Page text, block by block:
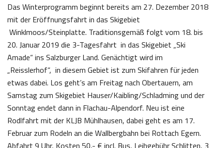
Das Winterprogramm beginnt bereits am 27. Dezember 2018
mit der Eröffnungsfahrt in das Skigebiet
Winklmoos/Steinplatte. Traditionsgemäß folgt vom 18. bis
20. Januar 2019 die 3-Tagesfahrt in das Skigebiet „Ski
Amade“ ins Salzburger Land. Genächtigt wird im
„Reisslerhof“, in diesem Gebiet ist zum Skifahren für jeden
etwas dabei. Los geht’s am Freitag nach Obertauern, am
Samstag zum Skigebiet Hauser/Kaibling/Schladming und der
Sonntag endet dann in Flachau-Alpendorf. Neu ist eine
Rodlfahrt mit der KLJB Mühlhausen, dabei geht es am 17.
Februar zum Rodeln an die Wallbergbahn bei Rottach Egern.
Abfahrt 9 Uhr, Kosten 50,- € incl. Bus, Leihgebühr Schlitten, 3